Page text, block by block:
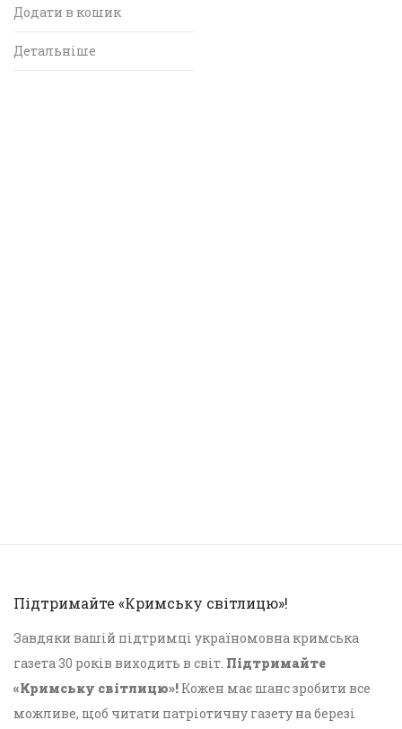
Додати в кошик
Детальніше
Підтримайте «Кримську світлицю»!
Завдяки вашій підтримці україномовна кримська
газета 30 років виходить в світ. Підтримайте
«Кримську світлицю»! Кожен має шанс зробити все
можливе, щоб читати патріотичну газету на березі